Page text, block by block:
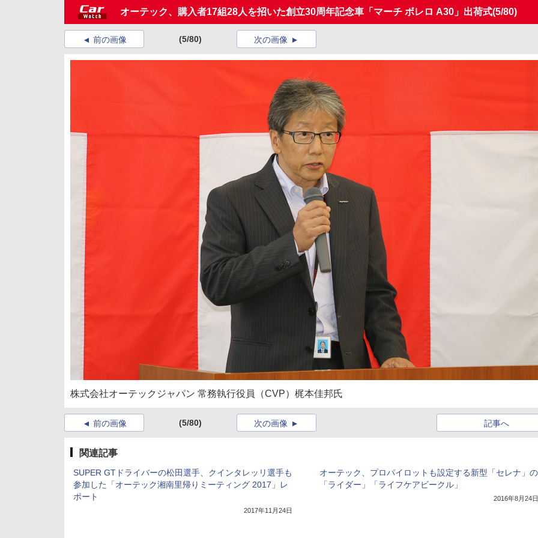
オーテック、購入者17組28人を招いた創立30周年記念車「マーチ ボレロ A30」出荷式(5/80)
前の画像 (5/80) 次の画像
株式会社オーテックジャパン 常務執行役員（CVP）梶本佳邦氏
前の画像 (5/80) 記事へ
次の画像
関連記事
SUPER GTドライバーの松田選手、クインタレッリ選手も
参加した「オーテック湘南里帰りミーティング 2017」レ
ポート
2017年11月24日
オーテック、プロパイロットも設定する新型「セレナ」の
「ライダー」「ライフケアビークル」
2016年8月24日